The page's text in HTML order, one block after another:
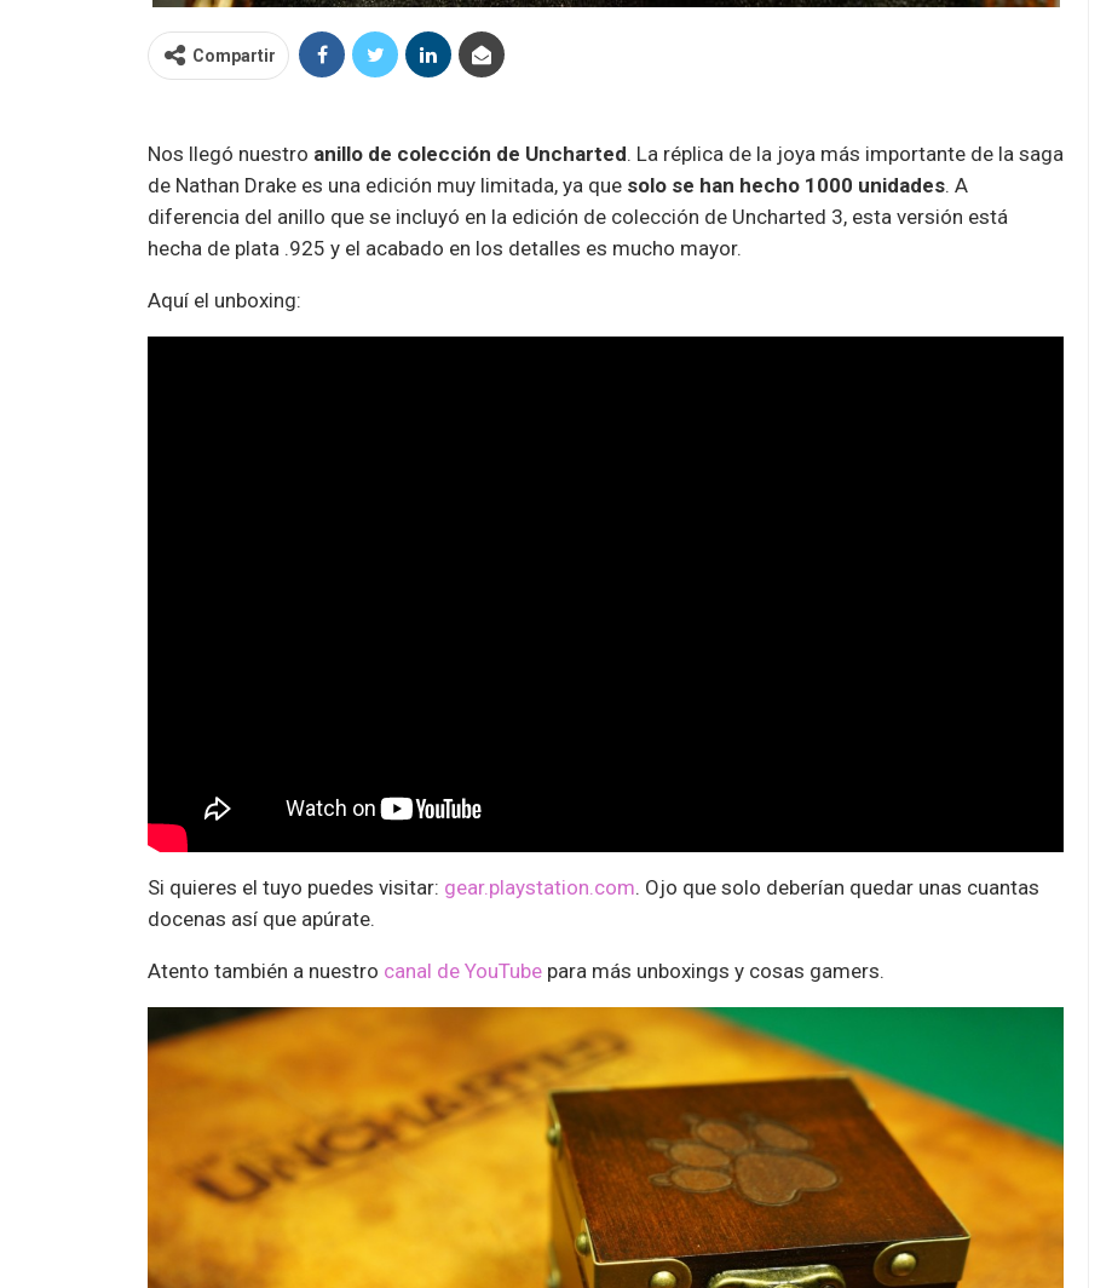
Compartir
Nos llegó nuestro anillo de colección de Uncharted. La réplica de la joya más importante de la saga
de Nathan Drake es una edición muy limitada, ya que solo se han hecho 1000 unidades. A
diferencia del anillo que se incluyó en la edición de colección de Uncharted 3, esta versión está
hecha de plata .925 y el acabado en los detalles es mucho mayor.
Aquí el unboxing:
Si quieres el tuyo puedes visitar: gear.playstation.com. Ojo que solo deberían quedar unas cuantas
docenas así que apúrate.
Atento también a nuestro canal de YouTube para más unboxings y cosas gamers.